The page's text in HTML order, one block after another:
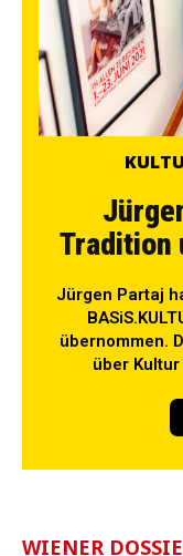
Tradition
Jürgen Partaj
übernommen.
über
WIENER